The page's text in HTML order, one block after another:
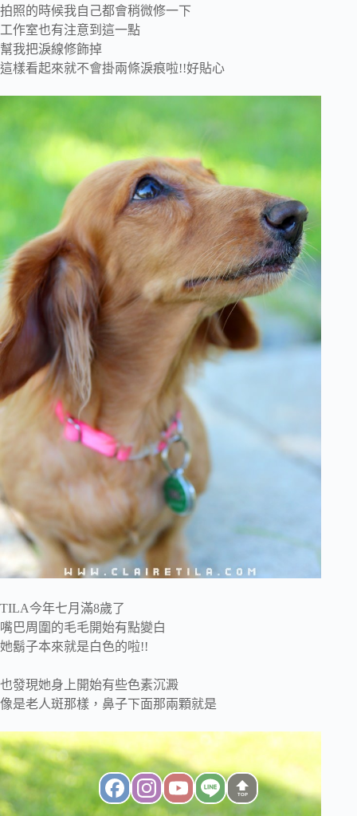
拍照的時候我自己都會稍微修一下
工作室也有注意到這一點
幫我把淚線修飾掉
這樣看起來就不會掛兩條淚痕啦!!好貼心
TILA今年七月滿8歲了
嘴巴周圍的毛毛開始有點變白
她鬍子本來就是白色的啦!!
也發現她身上開始有些色素沉澱
像是老人斑那樣，鼻子下面那兩顆就是
TOP